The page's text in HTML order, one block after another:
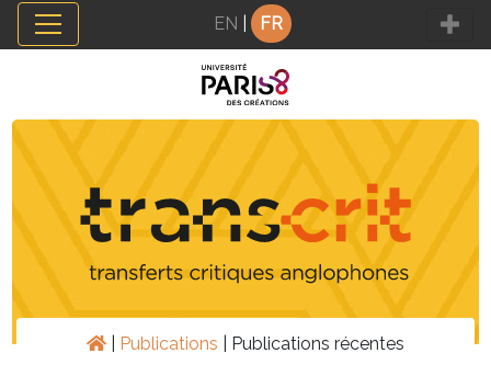
Panneau de gestion des cookies
EN FR
Publications Publications récentes